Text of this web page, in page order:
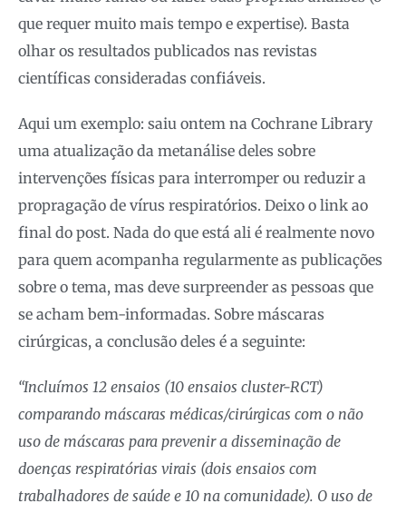
que requer muito mais tempo e expertise). Basta
olhar os resultados publicados nas revistas
científicas consideradas confiáveis.
Aqui um exemplo: saiu ontem na Cochrane Library
uma atualização da metanálise deles sobre
intervenções físicas para interromper ou reduzir a
propragação de vírus respiratórios. Deixo o link ao
final do post. Nada do que está ali é realmente novo
para quem acompanha regularmente as publicações
sobre o tema, mas deve surpreender as pessoas que
se acham bem-informadas. Sobre máscaras
cirúrgicas, a conclusão deles é a seguinte:
“Incluímos 12 ensaios (10 ensaios cluster-RCT)
comparando máscaras médicas/cirúrgicas com o não
uso de máscaras para prevenir a disseminação de
doenças respiratórias virais (dois ensaios com
trabalhadores de saúde e 10 na comunidade). O uso de